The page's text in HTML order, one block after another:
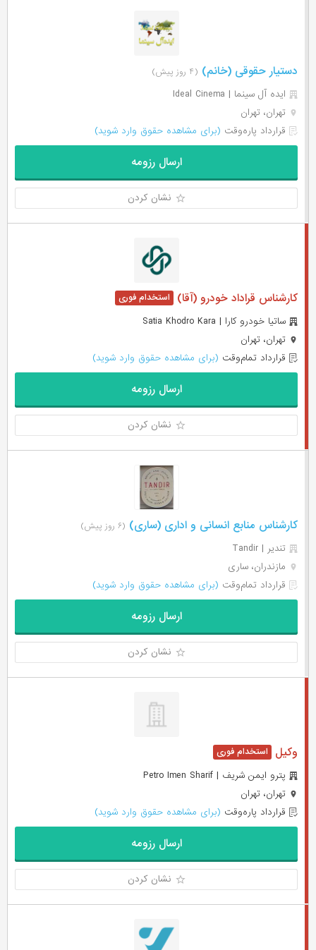
دستیار حقوقی (خانم) (۴ روز پیش)
ایده آل سینما | Ideal Cinema
تهران، تهران
قرارداد پاره‌وقت (برای مشاهده حقوق وارد شوید)
ارسال رزومه
نشان کردن
کارشناس قراداد خودرو (آقا)
ساتیا خودرو کارا | Satia Khodro Kara
تهران، تهران
قرارداد تمام‌وقت (برای مشاهده حقوق وارد شوید)
ارسال رزومه
نشان کردن
کارشناس منابع انسانی و اداری (ساری) (۶ روز پیش)
تندیر | Tandir
مازندران، ساری
قرارداد تمام‌وقت (برای مشاهده حقوق وارد شوید)
ارسال رزومه
نشان کردن
وکیل
پترو ایمن شریف | Petro Imen Sharif
تهران، تهران
قرارداد پاره‌وقت (برای مشاهده حقوق وارد شوید)
ارسال رزومه
نشان کردن